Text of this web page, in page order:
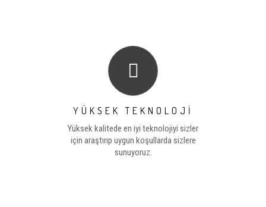
YÜKSEK TEKNOLOJİ
Yüksek kalitede en iyi teknolojiyi sizler
için araştırıp uygun koşullarda sizlere
sunuyoruz.